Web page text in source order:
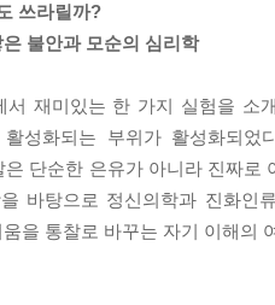
는 리더를 연기한다. 사회생활이
기반의 불안, 다른 하나는 ‘존
책감, 수치심, 자기비난은 순수
집약체다. 우리는 실제로 거절
것인가? 부모, 선생님, 사회,
쓰라릴까?
불안과 모순의 심리학
서 재미있는 한 가지 실험을 소
성화되는 부위가 활성화되었
은 단순한 은유가 아니라 진짜
바탕으로 정신의학과 진화
을 통찰로 바꾸는 자기 이해의